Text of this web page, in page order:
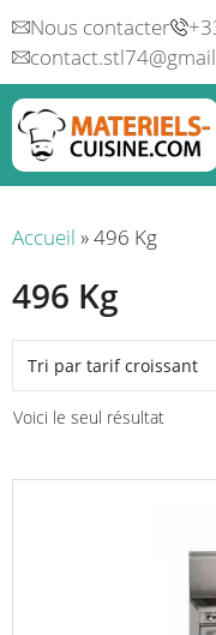
Aller
au
contenu
Nous contacter
Accueil »496 Kg
496 Kg
Voici le seul résultat